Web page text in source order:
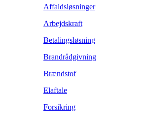
Affaldsløsninger
Arbejdskraft
Betalingsløsning
Brandrådgivning
Brændstof
Elaftale
Forsikring